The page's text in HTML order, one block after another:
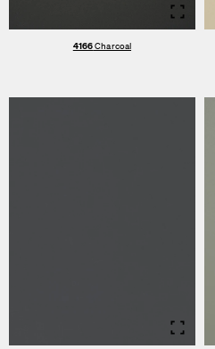
Info
4166Charcoal
Info